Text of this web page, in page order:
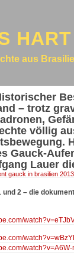
aus
– trotz
völlig
Gauck-
Lauer
gauck in brasilien 2013
und 2 – die